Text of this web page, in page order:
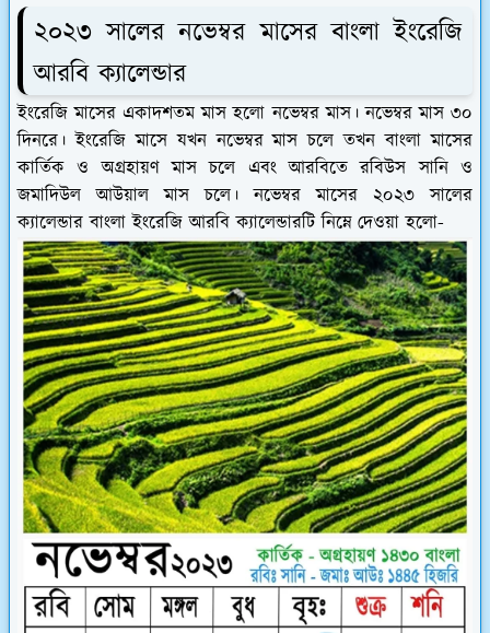
২০২৩ সালের নভেম্বর মাসের বাংলা ইংরেজি
আরবি ক্যালেন্ডার
ইংরেজি মাসের একাদশতম মাস হলো নভেম্বর মাস। নভেম্বর মাস ৩০
দিনরে। ইংরেজি মাসে যখন নভেম্বর মাস চলে তখন বাংলা মাসের
কার্তিক ও অগ্রহায়ণ মাস চলে এবং আরবিতে রবিউস সানি ও
জমাদিউল আউয়াল মাস চলে। নভেম্বর মাসের ২০২৩ সালের
ক্যালেন্ডার বাংলা ইংরেজি আরবি ক্যালেন্ডারটি নিম্নে দেওয়া হলো-